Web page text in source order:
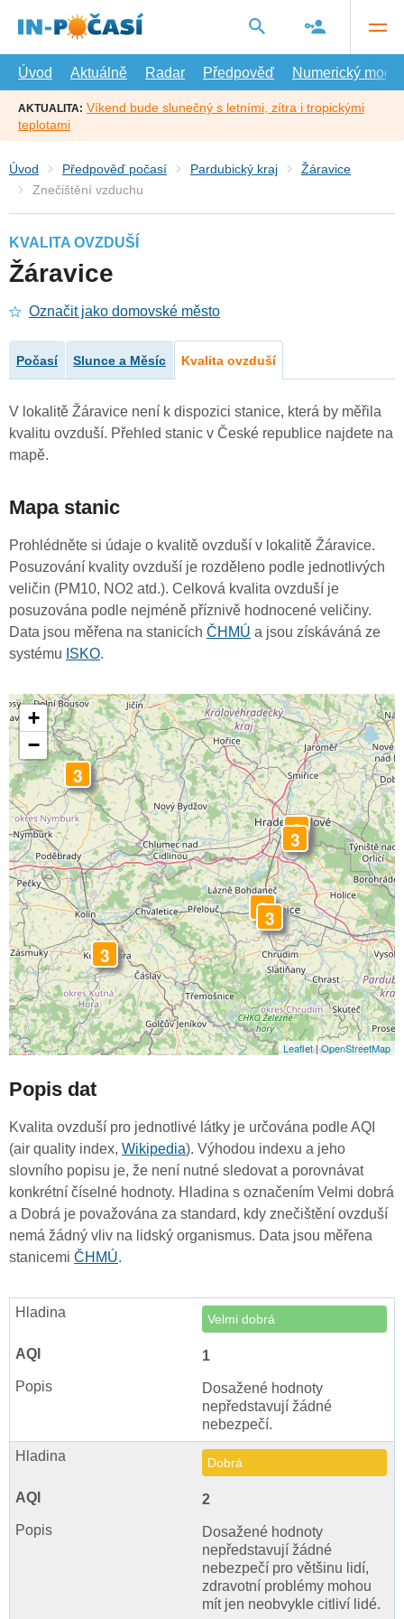
hlavní
Úvod
Aktuálně Radar Předpověď Numerický model
AKTUALITA: Víkend bude slunečný s letními, zítra i tropickými
teplotami
Úvod Předpověď počasí Pardubický kraj
Žáravice
Znečištění vzduchu
KVALITA OVZDUŠÍ
Žáravice
Označit jako domovské město
Počasí Slunce a Měsíc Kvalita ovzduší
V lokalitě Žáravice není k dispozici stanice, která by měřila
kvalitu ovzduší. Přehled stanic v České republice najdete na
mapě.
Mapa stanic
Prohlédněte si údaje o kvalitě ovzduší v lokalitě Žáravice.
Posuzování kvality ovzduší je rozděleno podle jednotlivých
veličin (PM10, NO2 atd.). Celková kvalita ovzduší je
posuzována podle nejméně příznivě hodnocené veličiny.
Data jsou měřena na stanicích ČHMÚ a jsou získáváná ze
systému ISKO.
3
33
3
3
3
+
−
Leaflet|OpenStreetMap
Popis dat
Kvalita ovzduší pro jednotlivé látky je určována podle AQI
(air quality index, Wikipedia). Výhodou indexu a jeho
slovního popisu je, že není nutné sledovat a porovnávat
konkrétní číselné hodnoty. Hladina s označením Velmi dobrá
a Dobrá je považována za standard, kdy znečištění ovzduší
nemá žádný vliv na lidský organismus. Data jsou měřena
stanicemi ČHMÚ.
Velmi dobrá
1
Dosažené hodnoty
nepředstavují žádné
nebezpečí.
Dobrá
2
Dosažené hodnoty
nepředstavují žádné
nebezpečí pro většinu lidí,
zdravotní problémy mohou
mít jen neobvykle citliví lidé.